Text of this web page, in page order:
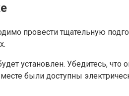
провести тщательную
установлен. Убедитесь,
были доступны